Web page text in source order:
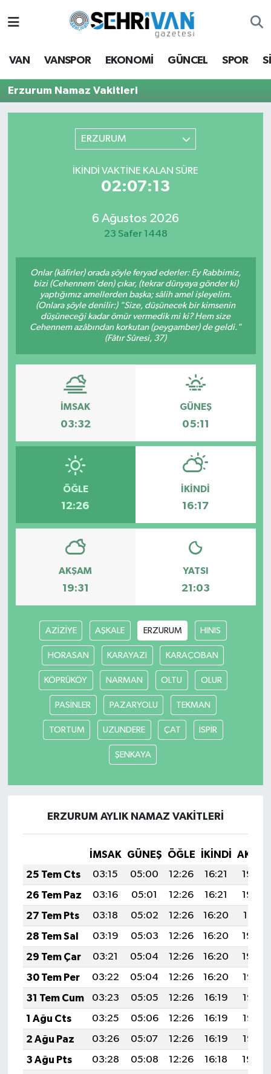
VAN VANSPOR EKONOMİ GÜNCEL SPOR
Erzurum Namaz Vakitleri
ERZURUM
İKINDI VAKTİNE KALAN SÜRE
02:07:13
6 Ağustos 2026
23 Safer 1448
Onlar (kâfirler) orada şöyle feryad ederler: Ey Rabbimiz,
bizi (Cehennem'den) çıkar, (tekrar dünyaya gönder ki)
yaptığımız amellerden başka; sâlih amel işleyelim.
(Onlara şöyle denilir:) "Size, düşünecek bir kimsenin
düşüneceği kadar ömür vermedik mi ki? Hem size
Cehennem azâbından korkutan (peygamber) de geldi."
(Fâtır Sûresi, 37)
İMSAK
03:32
GÜNEŞ
05:11
ÖĞLE
12:26
İKINDI
16:17
AKŞAM
19:31
YATSI
21:03
AZİZİYE AŞKALE ERZURUM HINIS
HORASAN KARAYAZI KARAÇOBAN
KÖPRÜKÖY NARMAN OLTU OLUR
PASİNLER PAZARYOLU TEKMAN
TORTUM UZUNDERE ÇAT İSPİR
ŞENKAYA
ERZURUM AYLIK NAMAZ VAKITLERI
İMSAK GÜNEŞ ÖĞLE İKINDI
25 Tem Cts
03:15 05:00 12:26 16:21
19:43
26 Tem Paz
03:16 05:01 12:26 16:21
19:42
27 Tem Pts
03:18 05:02 12:26 16:20
19:41
28 Tem Sal
03:19 05:03 12:26 16:20
19:40
29 Tem Çar
03:21 05:04 12:26 16:20
19:39
30 Tem Per
03:22 05:04 12:26 16:20
19:38
31 Tem Cum
03:23 05:05 12:26 16:19
19:37
1 Ağu Cts
03:25 05:06 12:26 16:19
19:36
2 Ağu Paz
03:26 05:07 12:26 16:19
19:35
3 Ağu Pts
03:28 05:08 12:26 16:18
19:34
Van Hava Durumu
Van Trafik Yoğunluk Haritası
Süper Lig Puan Durumu ve Fikstür
Son Dakika Haberleri